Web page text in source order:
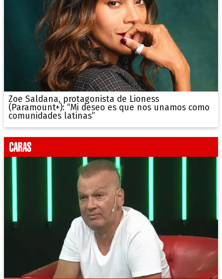
Zoe Saldana, protagonista de Lioness
(Paramount+): “Mi deseo es que nos unamos como
comunidades latinas”